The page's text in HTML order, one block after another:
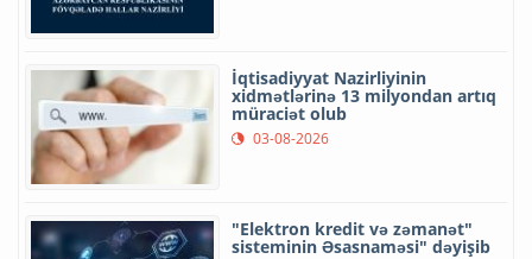
İqtisadiyyat Nazirliyinin
xidmətlərinə 13 milyondan artıq
müraciət olub
03-08-2026
"Elektron kredit və zəmanət"
sisteminin Əsasnaməsi" dəyişib